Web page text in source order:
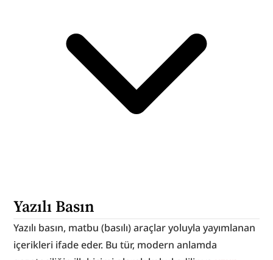
Yazılı Basın
Yazılı basın, matbu (basılı) araçlar yoluyla yayımlanan
içerikleri ifade eder. Bu tür, modern anlamda